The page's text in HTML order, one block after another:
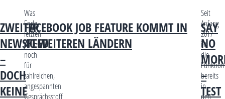
ZWEITER
NEWSFEED
–
DOCH
KEINE
Was
Ende
letzten
Jahres
noch
für
zahlreichen,
angespannten
Gesprächsstoff
FACEBOOK JOB FEATURE KOMMT IN
40 WEITEREN LÄNDERN
Seit
Anfang
2017
ist
die
Funktion
bereits
in
den
SAY
NO
–
TEST